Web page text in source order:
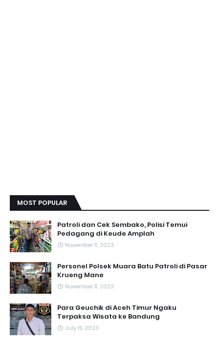
MOST POPULAR
Patroli dan Cek Sembako, Polisi Temui
Pedagang di Keude Amplah
November 11, 2023
Personel Polsek Muara Batu Patroli di Pasar
Krueng Mane
November 11, 2023
Para Geuchik di Aceh Timur Ngaku
Terpaksa Wisata ke Bandung
July 15, 2023